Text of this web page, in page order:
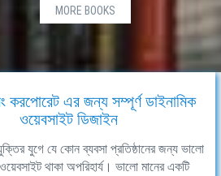
MORE BOOKS
করপোরেট এর জন্য সম্পূর্ণ ডাইনামিক
ওয়েবসাইট ডিজাইন
যুগে যে কোন ব্যবসা প্রতিষ্ঠানের জন্য ভালো
থাকা অপরিহার্য। ভালো মানের একটি